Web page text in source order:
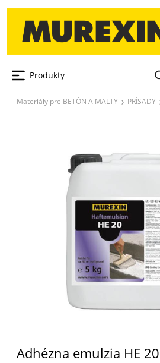
Produkty
Materiály pre BETÓN A MALTY PRÍSADY
Adhézna emulzia HE 20